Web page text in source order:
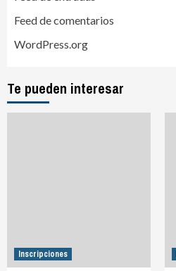
Feed de comentarios
WordPress.org
Te pueden interesar
Inscripciones